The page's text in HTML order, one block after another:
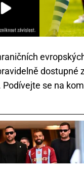
dostupné
Podívejte se na